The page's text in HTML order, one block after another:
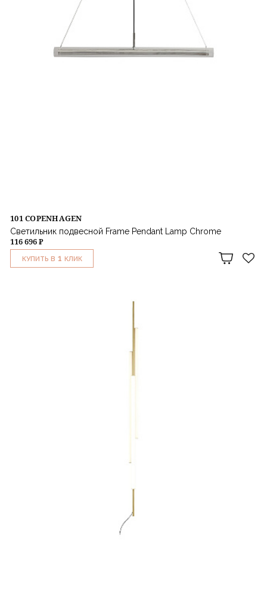
101 COPENHAGEN
Светильник подвесной Frame Pendant Lamp Chrome
116 696 ₽
КУПИТЬ В 1 КЛИК